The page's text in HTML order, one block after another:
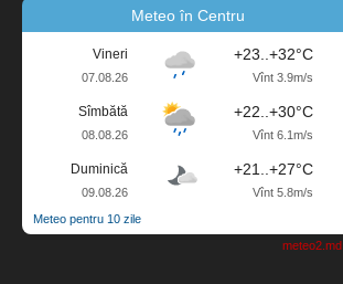
Meteo în Centru
Vineri
07.08.26
+23..+32°C
Vînt 3.9m/s
Sîmbătă
08.08.26
+22..+30°C
Vînt 6.1m/s
Duminică
09.08.26
+21..+27°C
Vînt 5.8m/s
Meteo pentru 10 zile
meteo2.md